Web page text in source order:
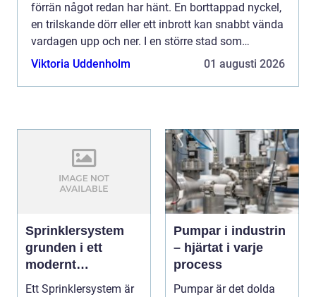
förrän något redan har hänt. En borttappad nyckel,
en trilskande dörr eller ett inbrott kan snabbt vända
vardagen upp och ner. I en större stad som
Göteborg blir behovet av snabb, säker och
Viktoria Uddenholm 01 augusti 2026
Sprinklersystem
grunden i ett
modernt
brandskydd
Ett Sprinklersystem är
Pumpar i industrin
– hjärtat i varje
process
Pumpar är det dolda